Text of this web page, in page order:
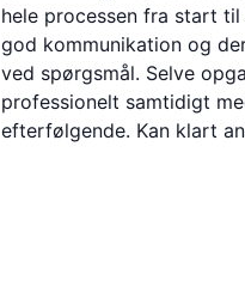
hele processen fra start
god kommunikation og
ved spørgsmål. Selve
professionelt samtidigt
efterfølgende. Kan klart